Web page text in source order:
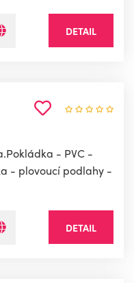
DETAIL
- PVC -
- plovoucí podlahy -
DETAIL